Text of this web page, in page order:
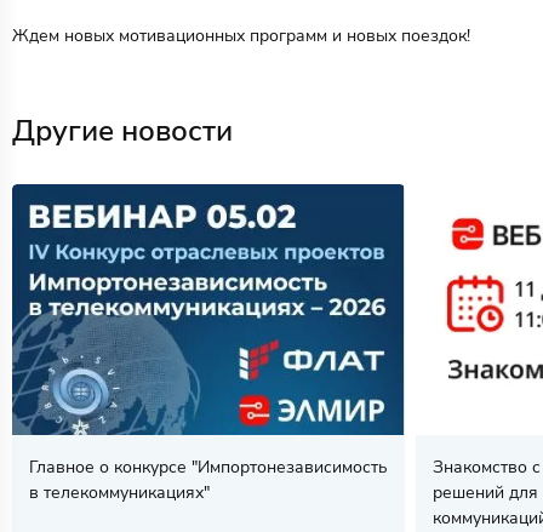
Ждем новых мотивационных программ и новых поездок!
Другие новости
Главное о конкурсе "Импортонезависимость
в телекоммуникациях"
Знакомство
решений